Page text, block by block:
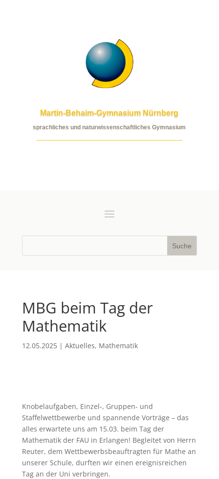
Martin-Behaim-Gymnasium Nürnberg
sprachliches und naturwissenschaftliches Gymnasium
MBG beim Tag der
Mathematik
12.05.2025| Aktuelles, Mathematik
Knobelaufgaben, Einzel-, Gruppen- und
Staffelwettbewerbe und spannende Vorträge – das
alles erwartete uns am 15.03. beim Tag der
Mathematik der FAU in Erlangen! Begleitet von Herrn
Reuter, dem Wettbewerbsbeauftragten für Mathe an
unserer Schule, durften wir einen ereignisreichen
Tag an der Uni verbringen.